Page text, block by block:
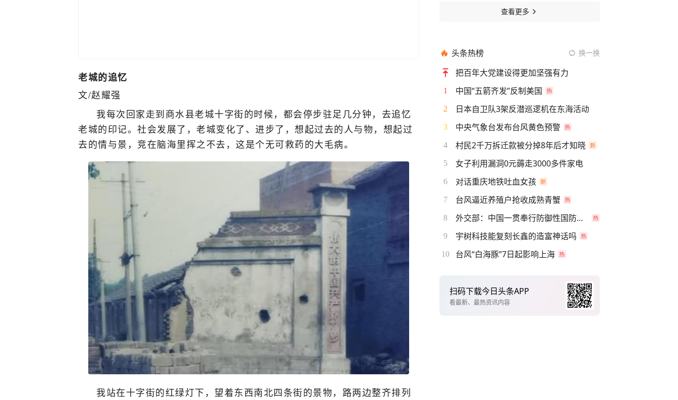
老城的追忆
文/赵耀强
我每次回家走到商水县老城十字街的时候，都会停步驻足几分钟，去追忆
老城的印记。社会发展了，老城变化了、进步了，想起过去的人与物，想起过
去的情与景，竞在脑海里挥之不去，这是个无可救药的大毛病。
我站在十字街的红绿灯下，望着东西南北四条街的景物，路两边整齐排列
查看更多
头条热榜 换一换
把百年大党建设得更加坚强有力
1 中国“五箭齐发”反制美国
2 日本自卫队3架反潜巡逻机在东海活动
3 中央气象台发布台风黄色预警
4 村民2千万拆迁款被分掉8年后才知晓
5 女子利用漏洞0元薅走3000多件家电
6 对话重庆地铁吐血女孩
7 台风逼近养殖户抢收成熟青蟹
8 外交部：中国一贯奉行防御性国防政策
9 宇树科技能复刻长鑫的造富神话吗
10 台风“白海豚”7日起影响上海
扫码下载今日头条APP
看最新、最热资讯内容